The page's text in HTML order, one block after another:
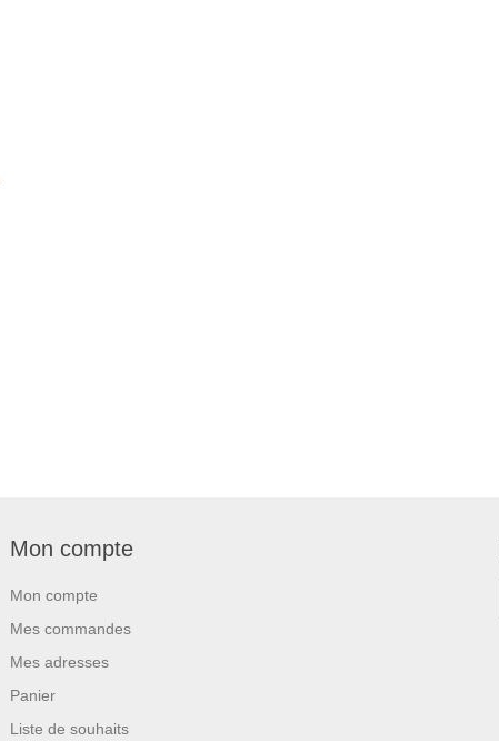
Mon compte
Mon compte
Mes commandes
Mes adresses
Panier
Liste de souhaits